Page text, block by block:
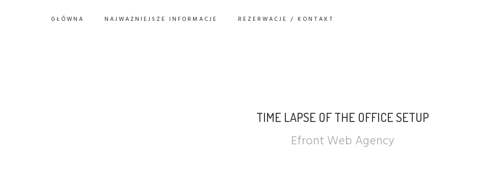
GŁÓWNA NAJWAŻNIEJSZE INFORMACJE REZERWACJE / KONTAKT
TIME LAPSE OF THE OFFICE SETUP
Efront Web Agency